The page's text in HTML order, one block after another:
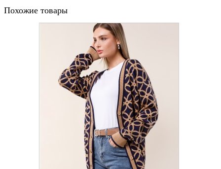
Похожие товары